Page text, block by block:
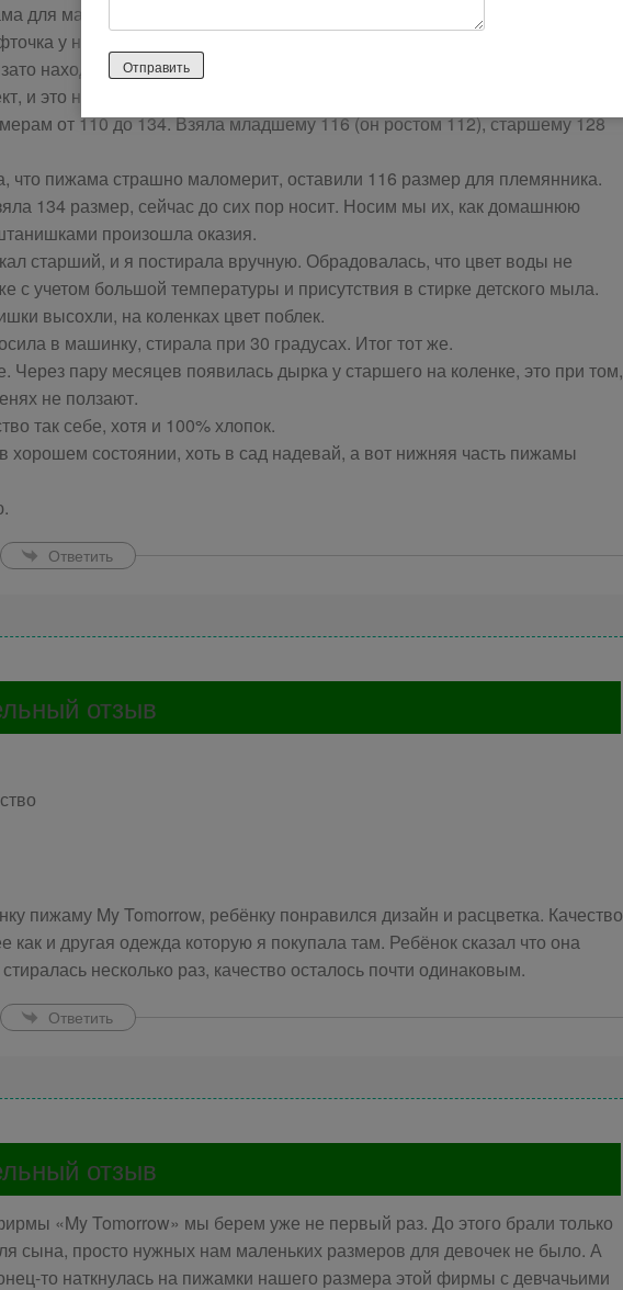
для мальчика Full cotton стоила 199р. Правда, если учесть, что
у некоторых товарищей кассиров продаются отдельно, выходит
находятся толковые администраторы, которые помнят, что сие есть
и это не может не радовать.
от 110 до 134. Взяла младшему 116 (он ростом 112), старшему 128
что пижама страшно маломерит, оставили 116 размер для племянника.
134 размер, сейчас до сих пор носит. Носим мы их, как домашнюю
произошла оказия.
старший, и я постирала вручную. Обрадовалась, что цвет воды не
с учетом большой температуры и присутствия в стирке детского мыла.
высохли, на коленках цвет поблек.
в машинку, стирала при 30 градусах. Итог тот же.
пару месяцев появилась дырка у старшего на коленке, это при том,
не ползают.
так себе, хотя и 100% хлопок.
хорошем состоянии, хоть в сад надевай, а вот нижняя часть пижамы
Ответить
отзыв
пижаму My Tomorrow, ребёнку понравился дизайн и расцветка. Качество
как и другая одежда которую я покупала там. Ребёнок сказал что она
несколько раз, качество осталось почти одинаковым.
Ответить
отзыв
«My Tomorrow» мы берем уже не первый раз. До этого брали только
сына, просто нужных нам маленьких размеров для девочек не было. А
то наткнулась на пижамки нашего размера этой фирмы с девчачьими